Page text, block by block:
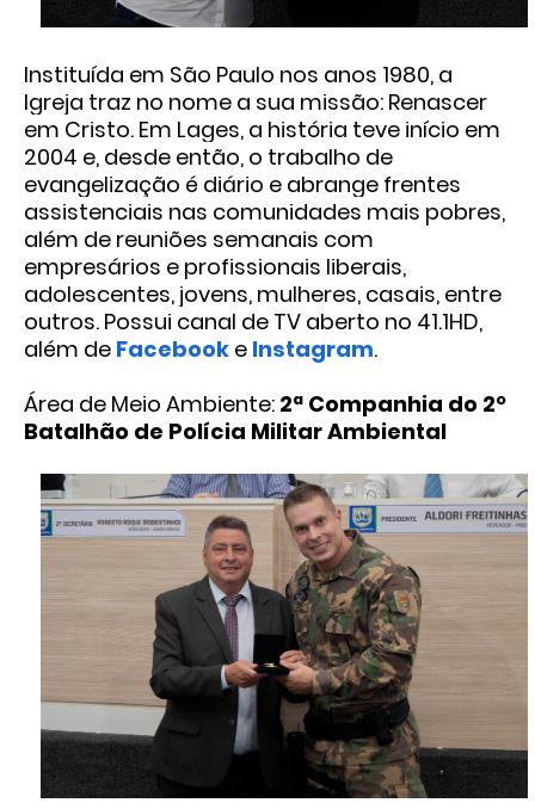
Instituída em São Paulo nos anos 1980, a
Igreja traz no nome a sua missão: Renascer
em Cristo. Em Lages, a história teve início em
2004 e, desde então, o trabalho de
evangelização é diário e abrange frentes
assistenciais nas comunidades mais pobres,
além de reuniões semanais com
empresários e profissionais liberais,
adolescentes, jovens, mulheres, casais, entre
outros. Possui canal de TV aberto no 41.1HD,
além de Facebook e Instagram.
Área de Meio Ambiente: 2ª Companhia do 2º
Batalhão de Polícia Militar Ambiental